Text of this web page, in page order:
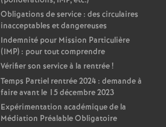
Obligations de service : des circulaires
inacceptables et dangereuses
Indemnité pour Mission Particulière
(IMP) : pour tout comprendre
Vérifier son service à la rentrée!
Temps Partiel rentrée 2024 : demande à
faire avant le 15 décembre 2023
Expérimentation académique de la
Médiation Préalable Obligatoire